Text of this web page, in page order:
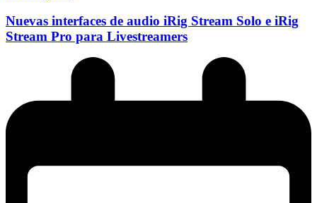
Nuevas interfaces de audio iRig Stream Solo e iRig
Stream Pro para Livestreamers